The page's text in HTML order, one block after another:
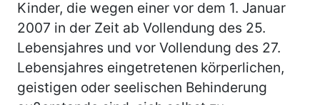
Kinder, die wegen einer vor dem 1. Januar
2007 in der Zeit ab Vollendung des 25.
Lebensjahres und vor Vollendung des 27.
Lebensjahres eingetretenen körperlichen,
geistigen oder seelischen Behinderung